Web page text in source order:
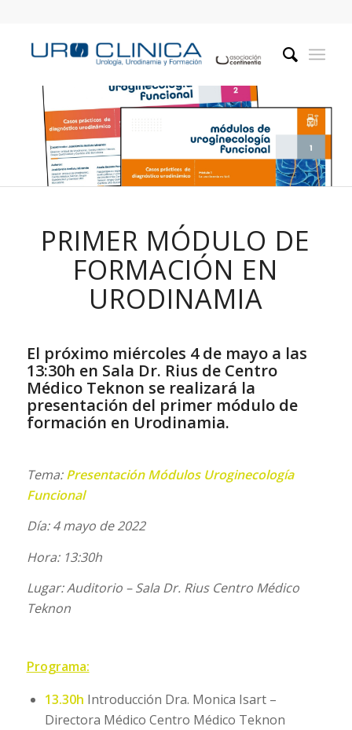
PRIMER MÓDULO DE
FORMACIÓN EN
URODINAMIA
El próximo miércoles 4 de mayo a las
13:30h en Sala Dr. Rius de Centro
Médico Teknon se realizará la
presentación del primer módulo de
formación en Urodinamia.
Tema:Presentación Módulos Uroginecología
Funcional
Día: 4 mayo de 2022
Hora: 13:30h
Lugar: Auditorio – Sala Dr. Rius Centro Médico
Teknon
Programa:
13.30h Introducción Dra. Monica Isart –
Directora Médico Centro Médico Teknon